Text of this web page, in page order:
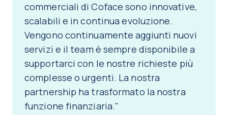
commerciali di Coface sono innovative,
scalabili e in continua evoluzione.
Vengono continuamente aggiunti nuovi
servizi e il team è sempre disponibile a
supportarci con le nostre richieste più
complesse o urgenti. La nostra
partnership ha trasformato la nostra
funzione finanziaria."